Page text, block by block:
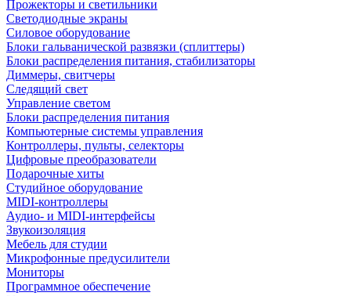
Прожекторы и светильники
Светодиодные экраны
Силовое оборудование
Блоки гальванической развязки (сплиттеры)
Блоки распределения питания, стабилизаторы
Диммеры, свитчеры
Следящий свет
Управление светом
Блоки распределения питания
Компьютерные системы управления
Контроллеры, пульты, селекторы
Цифровые преобразователи
Подарочные хиты
Студийное оборудование
MIDI-контроллеры
Аудио- и MIDI-интерфейсы
Звукоизоляция
Мебель для студии
Микрофонные предусилители
Мониторы
Программное обеспечение